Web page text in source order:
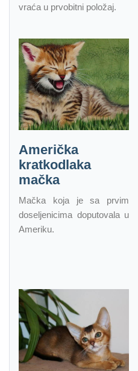
vraća u prvobitni položaj.
Američka
kratkodlaka
mačka
Mačka koja je sa prvim
doseljenicima doputovala u
Ameriku.